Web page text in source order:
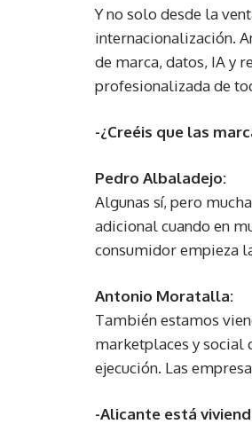
Y no solo desde la
internacionalización.
de marca, datos, IA y
profesionalizada de
-¿Creéis que las
Pedro Albaladejo:
Algunas sí, pero
adicional cuando en
consumidor empieza
Antonio Moratalla:
También estamos
marketplaces y social
ejecución. Las
-Alicante está